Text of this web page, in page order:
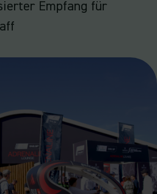
Empfang für